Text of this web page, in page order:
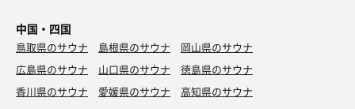
中国・四国
鳥取県のサウナ 島根県のサウナ
岡山県のサウナ
広島県のサウナ
山口県のサウナ
徳島県のサウナ
香川県のサウナ
愛媛県のサウナ 高知県のサウナ